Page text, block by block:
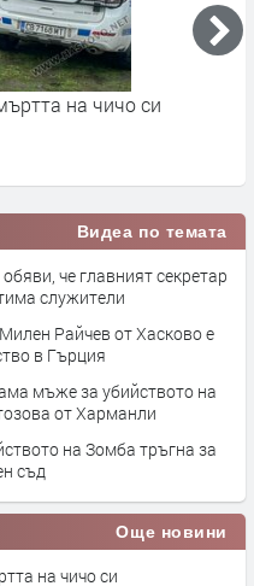
старта на сезона
Видеа по темата
че главният секретар
служители
Райчев от Хасково е
в Гърция
мъже за убийството на
от Харманли
на Зомба тръгна за
съд
Още новини
на чичо си